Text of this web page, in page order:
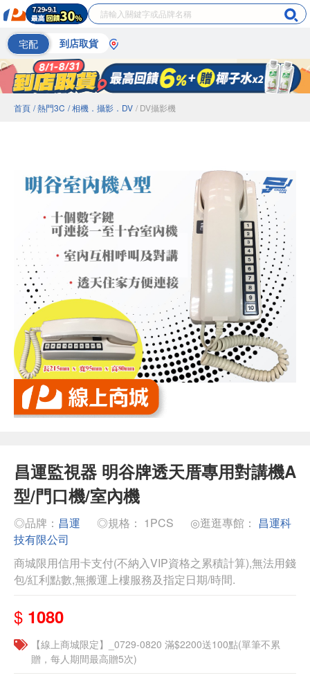
宅配 到店取貨
首頁 / 熱門3C / 相機．攝影．DV / DV攝影機
昌運監視器 明谷牌透天厝專用對講機A
型/門口機/室內機
◎品牌： 昌運 ◎規格： 1PCS ◎逛逛專館： 昌運科
技有限公司
商城限用信用卡支付(不納入VIP資格之累積計算),無法用錢
包/紅利點數,無搬運上樓服務及指定日期/時間.
$ 1080
【線上商城限定】_0729-0820 滿$2200送100點(單筆不累
贈，每人期間最高贈5次)